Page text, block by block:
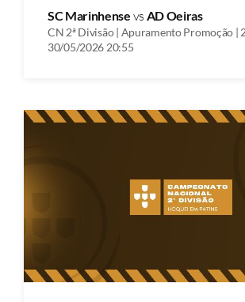
SC Marinhense vs AD Oeiras
CN 2ª Divisão | Apuramento Promoção |
30/05/2026 20:55